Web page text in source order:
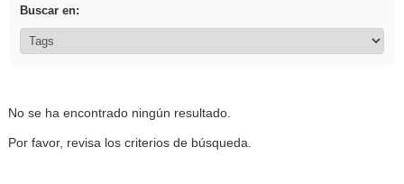
Buscar en:
No se ha encontrado ningún resultado.
Por favor, revisa los criterios de búsqueda.